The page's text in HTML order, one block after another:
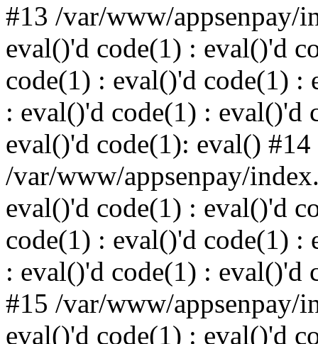
#13 /var/www/appsenpay/
eval()'d code(1) : eval()'d
code(1) : eval()'d code(1) :
: eval()'d code(1) : eval()'d
eval()'d code(1): eval() #14
/var/www/appsenpay/
eval()'d code(1) : eval()'d
code(1) : eval()'d code(1) :
: eval()'d code(1) : eval()'d
#15 /var/www/appsenpay/
eval()'d code(1) : eval()'d